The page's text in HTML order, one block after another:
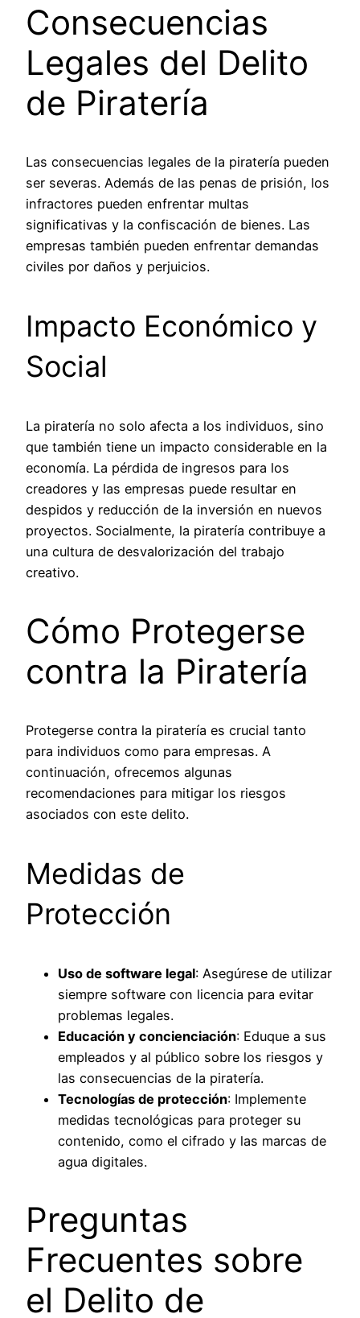
Consecuencias
Legales del Delito
de Piratería
Las consecuencias legales de la piratería pueden
ser severas. Además de las penas de prisión, los
infractores pueden enfrentar multas
significativas y la confiscación de bienes. Las
empresas también pueden enfrentar demandas
civiles por daños y perjuicios.
Impacto Económico y
Social
La piratería no solo afecta a los individuos, sino
que también tiene un impacto considerable en la
economía. La pérdida de ingresos para los
creadores y las empresas puede resultar en
despidos y reducción de la inversión en nuevos
proyectos. Socialmente, la piratería contribuye a
una cultura de desvalorización del trabajo
creativo.
Cómo Protegerse
contra la Piratería
Protegerse contra la piratería es crucial tanto
para individuos como para empresas. A
continuación, ofrecemos algunas
recomendaciones para mitigar los riesgos
asociados con este delito.
Medidas de
Protección
Uso de software legal: Asegúrese de utilizar
siempre software con licencia para evitar
problemas legales.
Educación y concienciación: Eduque a sus
empleados y al público sobre los riesgos y
las consecuencias de la piratería.
Tecnologías de protección: Implemente
medidas tecnológicas para proteger su
contenido, como el cifrado y las marcas de
agua digitales.
Preguntas
Frecuentes sobre
el Delito de